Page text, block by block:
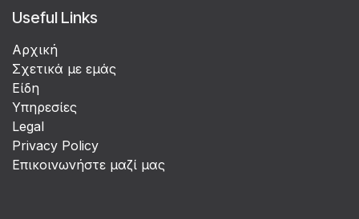
Useful Links
Αρχική
Σχετικά με εμάς
Είδη
Υπηρεσίες
Legal
Privacy Policy
Επικοινωνήστε μαζί μας